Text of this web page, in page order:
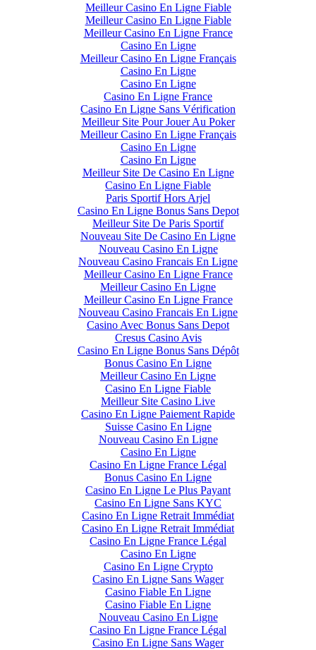
Meilleur Casino En Ligne Fiable
Meilleur Casino En Ligne Fiable
Meilleur Casino En Ligne France
Casino En Ligne
Meilleur Casino En Ligne Français
Casino En Ligne
Casino En Ligne
Casino En Ligne France
Casino En Ligne Sans Vérification
Meilleur Site Pour Jouer Au Poker
Meilleur Casino En Ligne Français
Casino En Ligne
Casino En Ligne
Meilleur Site De Casino En Ligne
Casino En Ligne Fiable
Paris Sportif Hors Arjel
Casino En Ligne Bonus Sans Depot
Meilleur Site De Paris Sportif
Nouveau Site De Casino En Ligne
Nouveau Casino En Ligne
Nouveau Casino Francais En Ligne
Meilleur Casino En Ligne France
Meilleur Casino En Ligne
Meilleur Casino En Ligne France
Nouveau Casino Francais En Ligne
Casino Avec Bonus Sans Depot
Cresus Casino Avis
Casino En Ligne Bonus Sans Dépôt
Bonus Casino En Ligne
Meilleur Casino En Ligne
Casino En Ligne Fiable
Meilleur Site Casino Live
Casino En Ligne Paiement Rapide
Suisse Casino En Ligne
Nouveau Casino En Ligne
Casino En Ligne
Casino En Ligne France Légal
Bonus Casino En Ligne
Casino En Ligne Le Plus Payant
Casino En Ligne Sans KYC
Casino En Ligne Retrait Immédiat
Casino En Ligne Retrait Immédiat
Casino En Ligne France Légal
Casino En Ligne
Casino En Ligne Crypto
Casino En Ligne Sans Wager
Casino Fiable En Ligne
Casino Fiable En Ligne
Nouveau Casino En Ligne
Casino En Ligne France Légal
Casino En Ligne Sans Wager